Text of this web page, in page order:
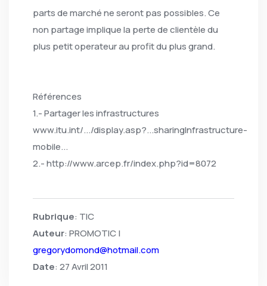
parts de marché ne seront pas possibles. Ce
non partage implique la perte de clientèle du
plus petit operateur au profit du plus grand.
Références
1.- Partager les infrastructures
www.itu.int/.../display.asp?...sharingInfrastructure-
mobile...
2.- http://www.arcep.fr/index.php?id=8072
Rubrique: TIC
Auteur: PROMOTIC |
gregorydomond@hotmail.com
Date: 27 Avril 2011